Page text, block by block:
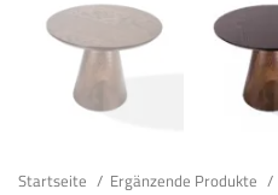
Startseite Ergänzende Produkte